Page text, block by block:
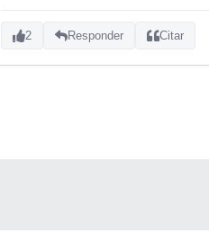
2 Responder Citar